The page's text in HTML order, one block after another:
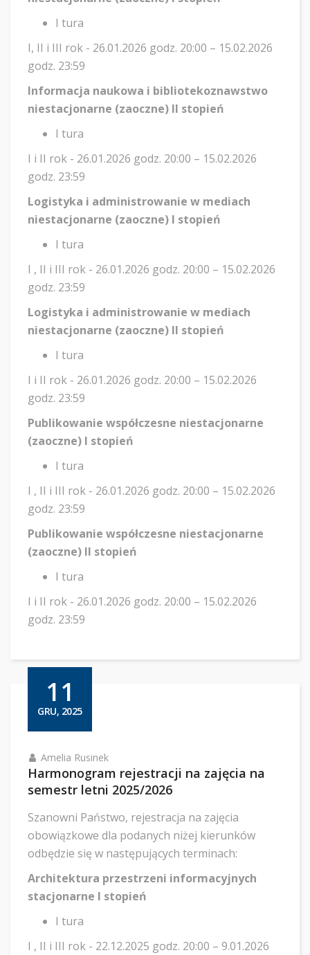
I tura
I, II i III rok - 26.01.2026 godz. 20:00 – 15.02.2026
godz. 23:59
Informacja naukowa i bibliotekoznawstwo
niestacjonarne (zaoczne) II stopień
I tura
I i II rok - 26.01.2026 godz. 20:00 – 15.02.2026
godz. 23:59
Logistyka i administrowanie w mediach
niestacjonarne (zaoczne) I stopień
I tura
I , II i III rok - 26.01.2026 godz. 20:00 – 15.02.2026
godz. 23:59
Logistyka i administrowanie w mediach
niestacjonarne (zaoczne) II stopień
I tura
I i II rok - 26.01.2026 godz. 20:00 – 15.02.2026
godz. 23:59
Publikowanie współczesne niestacjonarne
(zaoczne) I stopień
I tura
I , II i III rok - 26.01.2026 godz. 20:00 – 15.02.2026
godz. 23:59
Publikowanie współczesne niestacjonarne
(zaoczne) II stopień
I tura
I i II rok - 26.01.2026 godz. 20:00 – 15.02.2026
godz. 23:59
11
GRU, 2025
Amelia Rusinek
Harmonogram rejestracji na zajęcia na
semestr letni 2025/2026
Szanowni Państwo, rejestracja na zajęcia
obowiązkowe dla podanych niżej kierunków
odbędzie się w następujących terminach:
Architektura przestrzeni informacyjnych
stacjonarne I stopień
I tura
I , II i III rok - 22.12.2025 godz. 20:00 – 9.01.2026